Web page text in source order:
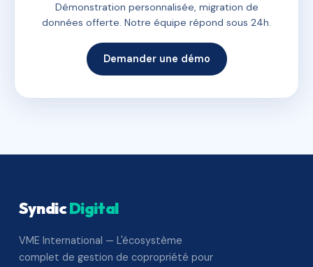
Démonstration personnalisée, migration de
données offerte. Notre équipe répond sous 24h.
Demander une démo
SyndicDigital
VME International — L'écosystème
complet de gestion de copropriété pour